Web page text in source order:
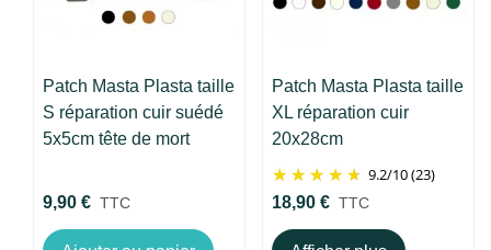
Patch Masta Plasta taille
S réparation cuir suédé
5x5cm tête de mort
9,90 € TTC
Patch Masta Plasta taille
XL réparation cuir
20x28cm
9.2/10(23)
18,90 € TTC